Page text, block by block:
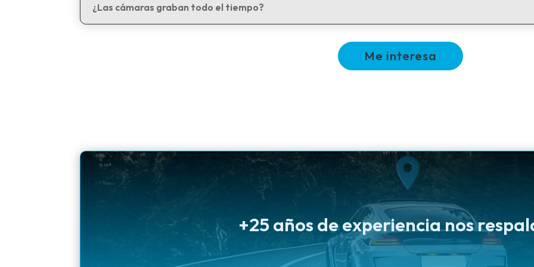
¿Las cámaras graban todo el tiempo?
Me interesa
+25 años de experiencia nos